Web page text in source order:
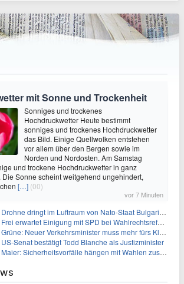
mit Sonne und Trockenheit
Sonniges und trockenes
Hochdruckwetter Heute bestimmt
sonniges und trockenes Hochdruckwetter
das Bild. Einige Quellwolken entstehen
vor allem über den Bergen sowie im
Norden und Nordosten. Am Samstag
und trockene Hochdruckwetter in ganz
Die Sonne scheint weitgehend ungehindert,
[…] (00)
vor 7 Minuten
Drohne dringt im Luftraum von Nato-Staat Bulgarien ein
Frei erwartet Einigung mit SPD bei Wahlrechtsreform
Grüne: Neuer Verkehrsminister muss mehr fürs Klima tun
US-Senat bestätigt Todd Blanche als Justizminister
Maier: Sicherheitsvorfälle hängen mit Wahlen zusammen